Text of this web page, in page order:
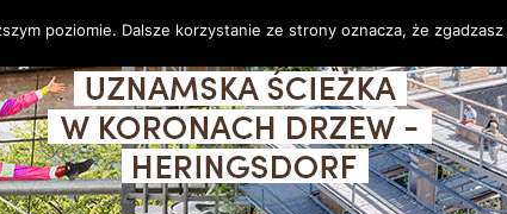
poziomie. Dalsze korzystanie ze strony oznacza, że